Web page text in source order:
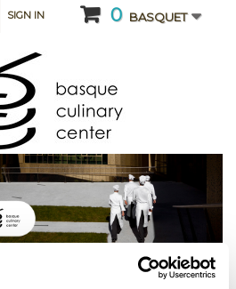
0 BASQUET
SIGN IN
COURSES AND SEMINARS